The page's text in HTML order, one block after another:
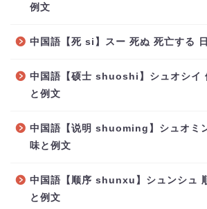
例文
中国語【死 si】スー 死ぬ 死亡する
中国語【硕士 shuoshi】シュオシイ
と例文
中国語【说明 shuoming】シュオミ
味と例文
中国語【顺序 shunxu】シュンシュ
と例文